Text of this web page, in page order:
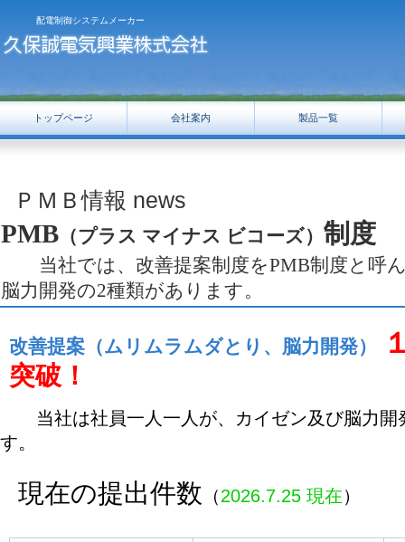
配電制御システムメーカー
ＰＭＢ情報 news
PMB （プラス マイナス ビコーズ） 制度
当社では、改善提案制度をPMB制度と呼
脳力開発の2種類があります。
改善提案（ムリムラムダとり、脳力開発）
突破！
当社は社員一人一人が、カイゼン及び脳力開
す。
現在の提出件数 （2026.7.25 現在）
トップページ 会社案内 製品一覧